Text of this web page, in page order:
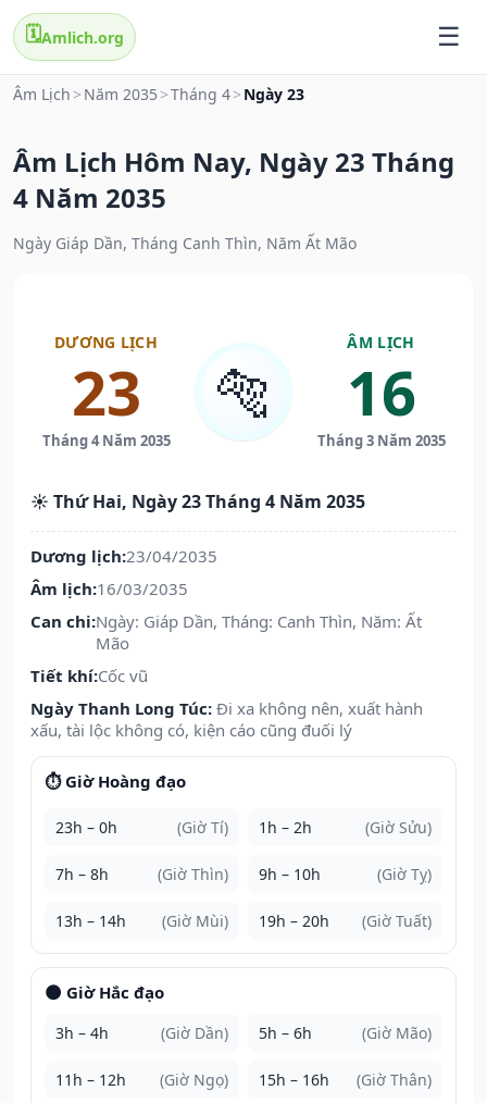
🗓️Amlich.org
Âm Lịch > Năm 2035 >Tháng 4> Ngày 23
Âm Lịch Hôm Nay, Ngày 23 Tháng
4 Năm 2035
Ngày Giáp Dần, Tháng Canh Thìn, Năm Ất Mão
DƯƠNG LỊCH
23
Tháng 4 Năm 2035
🐅
ÂM LỊCH
16
Tháng 3 Năm 2035
☀️ Thứ Hai, Ngày 23 Tháng 4 Năm 2035
Dương lịch:23/04/2035
Âm lịch:16/03/2035
Can chi:Ngày: Giáp Dần, Tháng: Canh Thìn, Năm: Ất
Mão
Tiết khí:Cốc vũ
Ngày Thanh Long Túc: Đi xa không nên, xuất hành
xấu, tài lộc không có, kiện cáo cũng đuối lý
⏱️ Giờ Hoàng đạo
23h – 0h (Giờ Tí) 1h – 2h (Giờ Sửu)
7h – 8h (Giờ Thìn) 9h – 10h (Giờ Tỵ)
13h – 14h (Giờ Mùi) 19h – 20h (Giờ Tuất)
🌑 Giờ Hắc đạo
3h – 4h (Giờ Dần) 5h – 6h (Giờ Mão)
11h – 12h (Giờ Ngọ) 15h – 16h (Giờ Thân)